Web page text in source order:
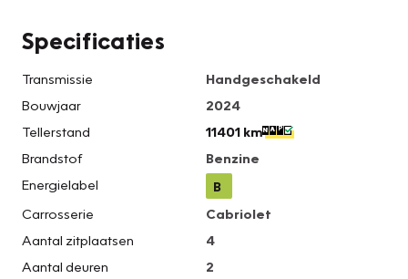
Specificaties
Transmissie
Handgeschakeld
Bouwjaar
2024
Tellerstand
11401 km
Brandstof
Benzine
Energielabel
B
Carrosserie
Cabriolet
Aantal zitplaatsen
4
Aantal deuren
2